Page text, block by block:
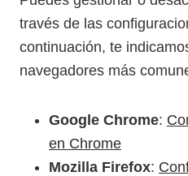
través de las
continuación, te
navegadores más
Google Chrome:
en Chrome
Mozilla Firefox: